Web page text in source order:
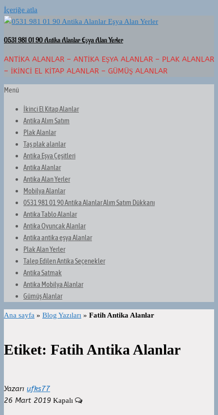
İçeriğe atla
0531 981 01 90 Antika Alanlar Eşya Alan Yerler
ANTIKA ALANLAR – ANTIKA EŞYA ALANLAR – PLAK ALANLAR
– İKINCI EL KITAP ALANLAR – GÜMÜŞ ALANLAR
Menü
İkinci El Kitap Alanlar
Antika Alım Satım
Plak Alanlar
Taş plak alanlar
Antika Eşya Çeşitleri
Antika Alanlar
Antika Alan Yerler
Mobilya Alanlar
0531 981 01 90 Antika Alanlar Alım Satım Dükkanı
Antika Tablo Alanlar
Antika Oyuncak Alanlar
Antika antika eşya Alanlar
Plak Alan Yerler
Talep Edilen Antika Seçenekler
Antika Satmak
Antika Mobilya Alanlar
Gümüş Alanlar
Ana sayfa » Blog Yazıları » Fatih Antika Alanlar
Etiket: Fatih Antika Alanlar
Yazarı ufks77
26 Mart 2019 Kapalı